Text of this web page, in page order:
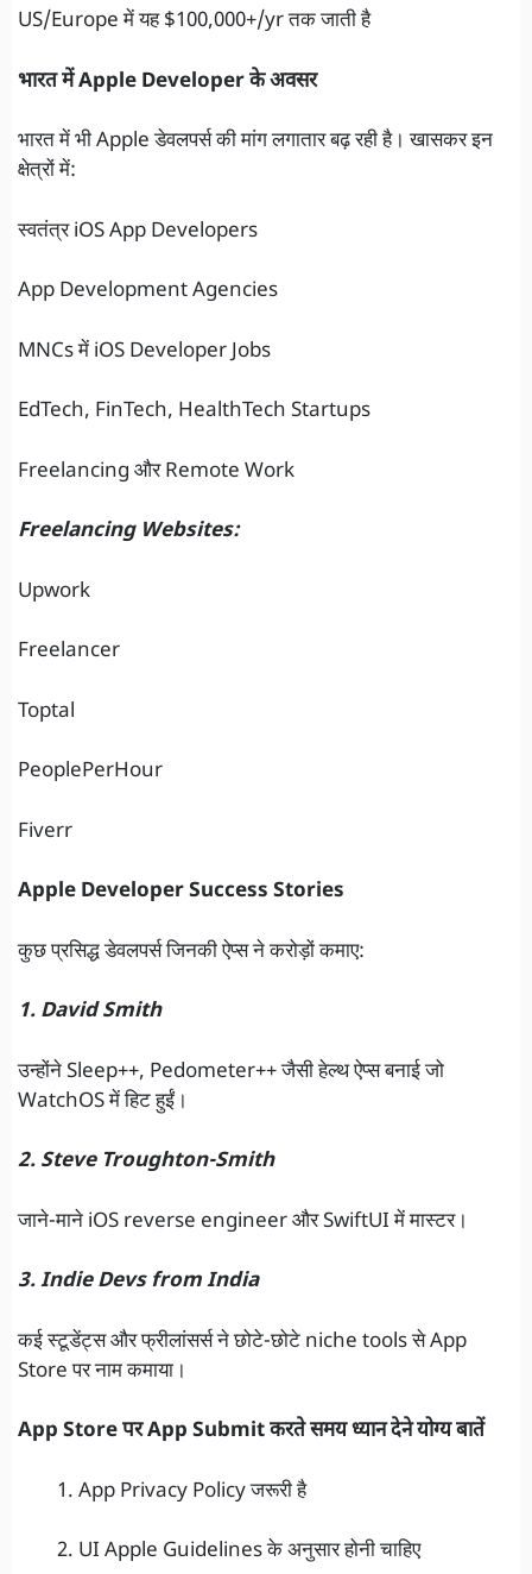
US/Europe में यह $100,000+/yr तक जाती है
भारत में Apple Developer के अवसर
भारत में भी Apple डेवलपर्स की मांग लगातार बढ़ रही है। खासकर इन
क्षेत्रों में:
स्वतंत्र iOS App Developers
App Development Agencies
MNCs में iOS Developer Jobs
EdTech, FinTech, HealthTech Startups
Freelancing और Remote Work
Freelancing Websites:
Upwork
Freelancer
Toptal
PeoplePerHour
Fiverr
Apple Developer Success Stories
कुछ प्रसिद्ध डेवलपर्स जिनकी ऐप्स ने करोड़ों कमाए:
1. David Smith
उन्होंने Sleep++, Pedometer++ जैसी हेल्थ ऐप्स बनाई जो
WatchOS में हिट हुईं।
2. Steve Troughton-Smith
जाने-माने iOS reverse engineer और SwiftUI में मास्टर।
3. Indie Devs from India
कई स्टूडेंट्स और फ्रीलांसर्स ने छोटे-छोटे niche tools से App
Store पर नाम कमाया।
App Store पर App Submit करते समय ध्यान देने योग्य बातें
App Privacy Policy जरूरी है
UI Apple Guidelines के अनुसार होनी चाहिए